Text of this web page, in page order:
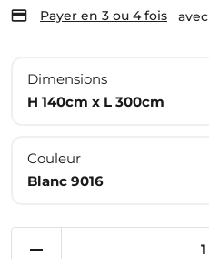
Payer en 3 ou 4 fois avec
Dimensions
H 140cm x L 300cm
Couleur
Blanc 9016